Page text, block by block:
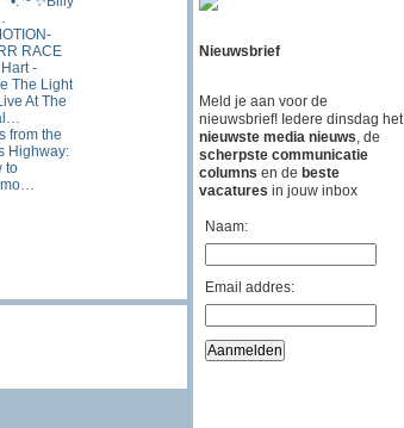
RACE
-
The Light
At The
from the
Highway:
to
Nieuwsbrief
Meld je aan voor de
nieuwsbrief! Iedere dinsdag het
nieuwste media nieuws , de
scherpste communicatie
columns en de beste
vacatures in jouw inbox
Naam:
Email addres: